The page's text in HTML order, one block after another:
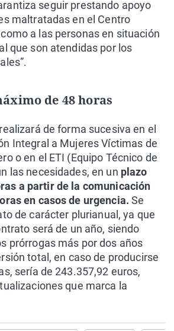
seguir prestando apoyo
maltratadas en el Centro
a las personas en situación
que son atendidas por los
de 48 horas
de forma sucesiva en el
Integral a Mujeres Víctimas de
o en el ETI (Equipo Técnico de
las necesidades, en un plazo
a partir de la comunicación
en casos de urgencia.Se
de carácter plurianual, ya que
será de un año, siendo
prórrogas más por dos años
total, en caso de producirse
sería de 243.357,92 euros,
que marca la